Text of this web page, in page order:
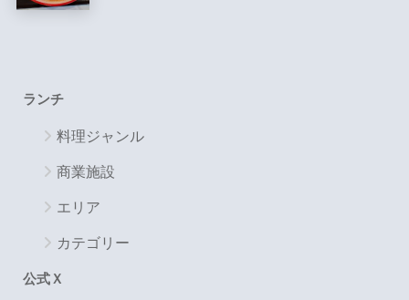
ランチ
料理ジャンル
商業施設
エリア
カテゴリー
公式Ｘ